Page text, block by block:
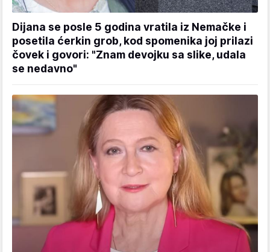
Dijana se posle 5 godina vratila iz Nemačke i
posetila ćerkin grob, kod spomenika joj prilazi
čovek i govori: "Znam devojku sa slike, udala
se nedavno"